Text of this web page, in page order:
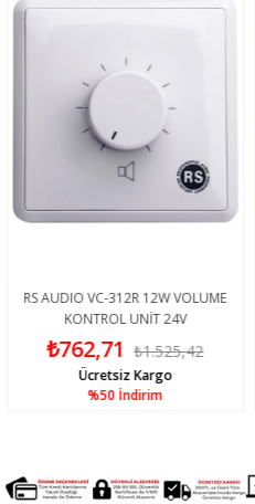
RS AUDIO VC-312R 12W VOLUME
KONTROL UNİT 24V
₺762,71 ₺1.525,42
%50 İndirim
Ücretsiz Kargo